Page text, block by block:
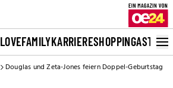
LOVEFAMILYKARRIERESHOPPINGASTRO
Douglas und Zeta-Jones feiern Doppel-Geburtstag